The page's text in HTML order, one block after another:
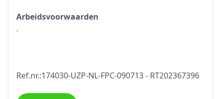
Arbeidsvoorwaarden
.
Ref.nr.:174030-UZP-NL-FPC-090713 - RT202367396